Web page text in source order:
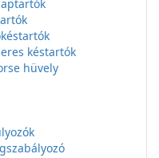
késtartók
hüvely